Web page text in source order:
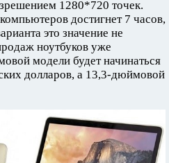
1280*720 точек.
достигнет 7 часов,
это значение не
ноутбуков уже
модели будет начинаться
долларов, а 13,3-дюймовой